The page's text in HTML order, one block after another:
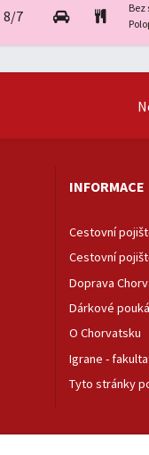
8/7
Bez
INFORMACE
Cestovní
Cestovní
Doprava
Dárkové
O Chorvatsku
Igrane -
Tyto stránky